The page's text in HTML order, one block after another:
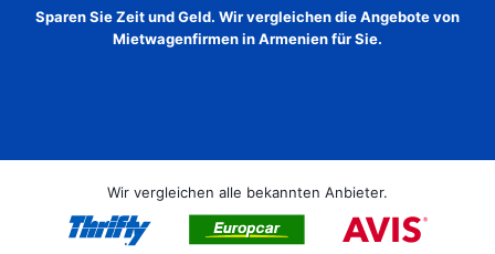
Sparen Sie Zeit und Geld. Wir vergleichen die Angebote von
Mietwagenfirmen in Armenien für Sie.
Wir vergleichen alle bekannten Anbieter.